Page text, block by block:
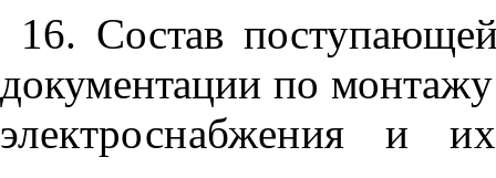
16. Состав
документации по
электроснабжения и